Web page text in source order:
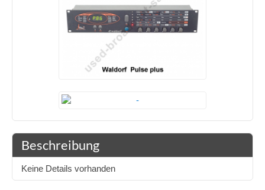
Beschreibung
Keine Details vorhanden